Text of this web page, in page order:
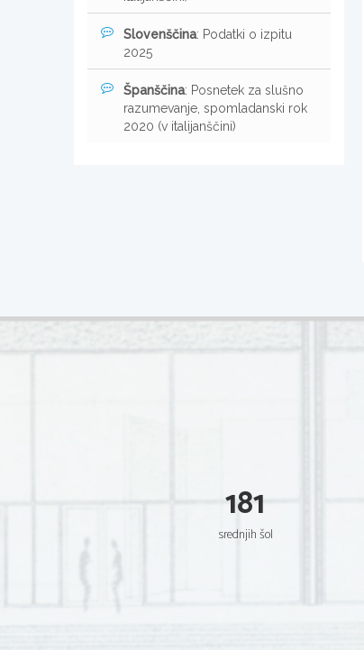
Slovenščina: Podatki o izpitu
2025
Španščina: Posnetek za slušno
razumevanje, spomladanski rok
2020 (v italijanščini)
181
srednjih šol